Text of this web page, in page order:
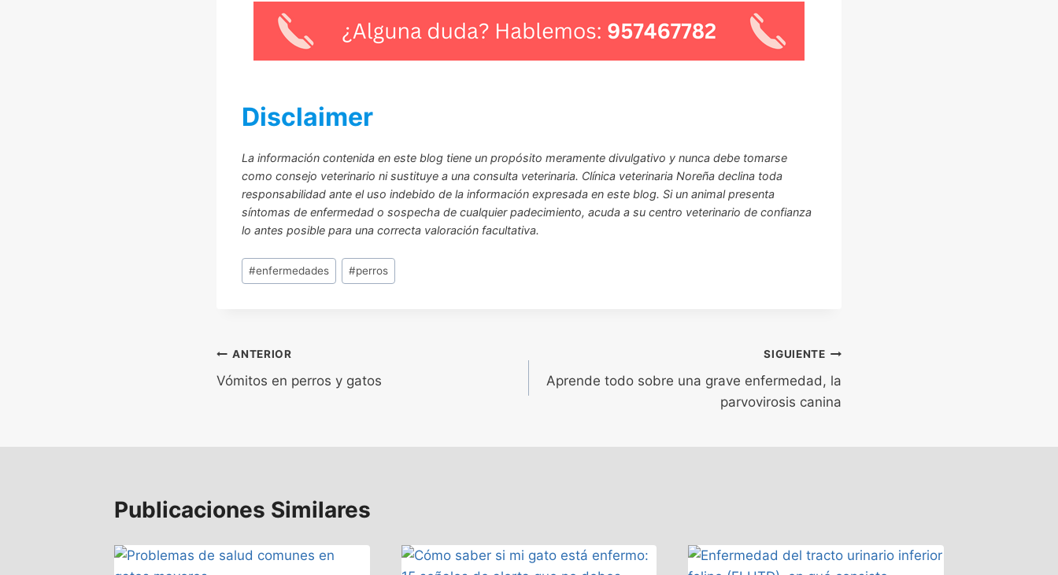
Disclaimer
La información contenida en este blog tiene un propósito meramente divulgativo y nunca debe tomarse
como consejo veterinario ni sustituye a una consulta veterinaria. Clínica veterinaria Noreña declina toda
responsabilidad ante el uso indebido de la información expresada en este blog. Si un animal presenta
síntomas de enfermedad o sospecha de cualquier padecimiento, acuda a su centro veterinario de confianza
lo antes posible para una correcta valoración facultativa.
Etiquetas
de
#enfermedades #perros
Navegación
de
ANTERIOR
Vómitos en perros y gatos
SIGUIENTE
Aprende todo sobre una grave enfermedad, la
parvovirosis canina
Publicaciones Similares